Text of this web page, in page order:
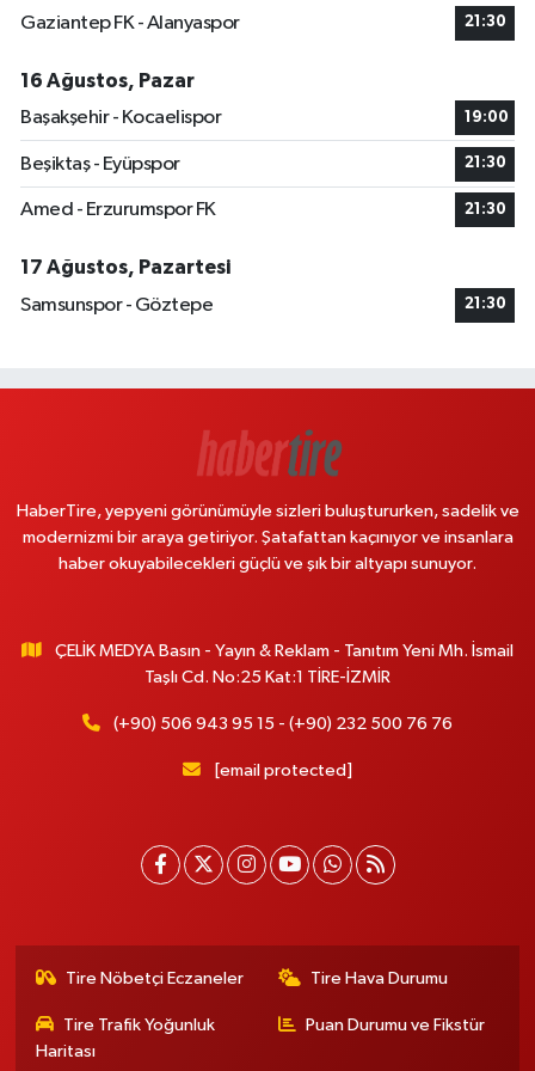
Gaziantep FK - Alanyaspor 21:30
16 Ağustos, Pazar
Başakşehir - Kocaelispor
19:00
Beşiktaş - Eyüpspor 21:30
Amed - Erzurumspor FK 21:30
17 Ağustos, Pazartesi
Samsunspor - Göztepe
21:30
HaberTire, yepyeni görünümüyle sizleri buluştururken, sadelik ve
modernizmi bir araya getiriyor. Şatafattan kaçınıyor ve insanlara
haber okuyabilecekleri güçlü ve şık bir altyapı sunuyor.
ÇELİK MEDYA Basın - Yayın & Reklam - Tanıtım Yeni Mh. İsmail
Taşlı Cd. No:25 Kat:1 TİRE-İZMİR
(+90) 506 943 95 15 - (+90) 232 500 76 76
[email protected]
Tire Nöbetçi Eczaneler Tire Hava Durumu
Tire Trafik Yoğunluk
Haritası
Puan Durumu ve Fikstür